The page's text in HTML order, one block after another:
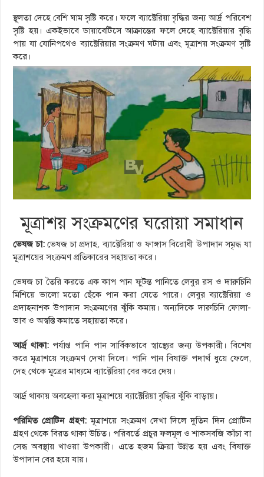
স্থূলতা দেহে বেশি ঘাম সৃষ্টি করে। ফলে ব্যাক্টেরিয়া বৃদ্ধির জন্য আর্দ্র পরিবেশ
সৃষ্টি হয়। একইভাবে ডায়াবেটিসে আক্রান্তের ফলে দেহে ব্যাক্টেরিয়ার বৃদ্ধি
পায় যা যোনিপথেও ব্যাক্টেরিয়ার সংক্রমণ ঘটায় এবং মূত্রাশয় সংক্রমণ সৃষ্টি
করে।
মূত্রাশয় সংক্রমণের ঘরোয়া সমাধান
ভেষজ চা:ভেষজ চা প্রদাহ, ব্যাক্টেরিয়া ও ফাঙ্গাস বিরোধী উপাদান সমৃদ্ধ যা
মূত্রাশয়ের সংক্রমণ প্রতিকারের সহায়তা করে।
ভেষজ চা তৈরি করতে এক কাপ পান ফুটন্ত পানিতে লেবুর রস ও দারুচিনি
মিশিয়ে ভালো মতো ছেঁকে পান করা যেতে পারে। লেবুর ব্যাক্টেরিয়া ও
প্রদাহনাশক উপাদান সংক্রমণের ঝুঁকি কমায়। অন্যদিকে দারুচিনি ফোলা-
ভাব ও অস্বস্তি কমাতে সহায়তা করে।
আর্দ্র থাকা:পর্যাপ্ত পানি পান সার্বিকভাবে স্বাস্থ্যের জন্য উপকারী। বিশেষ
করে মূত্রাশয়ে সংক্রমণ দেখা দিলে। পানি পান বিষাক্ত পদার্থ ধুয়ে ফেলে,
দেহ থেকে মূত্রের মাধ্যমে ব্যাক্টেরিয়া বের করে দেয়।
আর্দ্র থাকায় অবহেলা করা মূত্রাশয়ে ব্যাক্টেরিয়া বৃদ্ধির ঝুঁকি বাড়ায়।
পরিমিত প্রোটিন গ্রহণ:মূত্রাশয়ে সংক্রমণ দেখা দিলে দুতিন দিন প্রোটিন
গ্রহণ থেকে বিরত থাকা উচিত। পরিবর্তে প্রচুর ফলমূল ও শাকসবজি কাঁচা বা
সেদ্ধ অবস্থায় খাওয়া উপকারী। এতে হজম ক্রিয়া উন্নত হয় এবং বিষাক্ত
উপাদান বের হয়ে যায়।